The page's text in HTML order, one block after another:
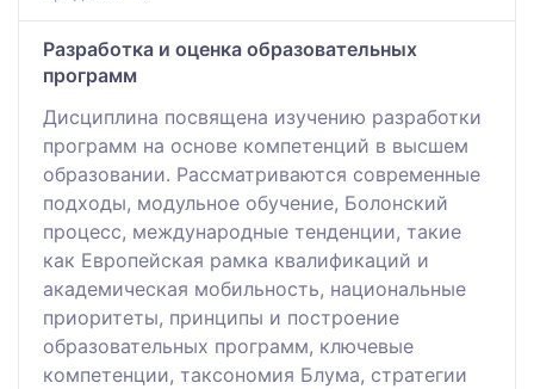
Разработка и оценка образовательных
программ
Дисциплина посвящена изучению разработки
программ на основе компетенций в высшем
образовании. Рассматриваются современные
подходы, модульное обучение, Болонский
процесс, международные тенденции, такие
как Европейская рамка квалификаций и
академическая мобильность, национальные
приоритеты, принципы и построение
образовательных программ, ключевые
компетенции, таксономия Блума, стратегии